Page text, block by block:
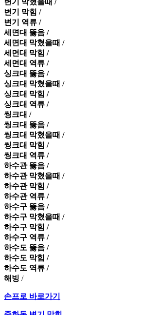
변기 막힘 /
변기 역류 /
세면대 뚫음 /
세면대 막혔을때 /
세면대 막힘 /
세면대 역류 /
싱크대 뚫음 /
싱크대 막혔을때 /
싱크대 막힘 /
싱크대 역류 /
씽크대 /
씽크대 뚫음 /
씽크대 막혔을때 /
씽크대 막힘 /
씽크대 역류 /
하수관 뚫음 /
하수관 막혔을때 /
하수관 막힘 /
하수관 역류 /
하수구 뚫음 /
하수구 막혔을때 /
하수구 막힘 /
하수구 역류 /
하수도 뚫음 /
하수도 막힘 /
하수도 역류 /
해빙 /
손프로 바로가기